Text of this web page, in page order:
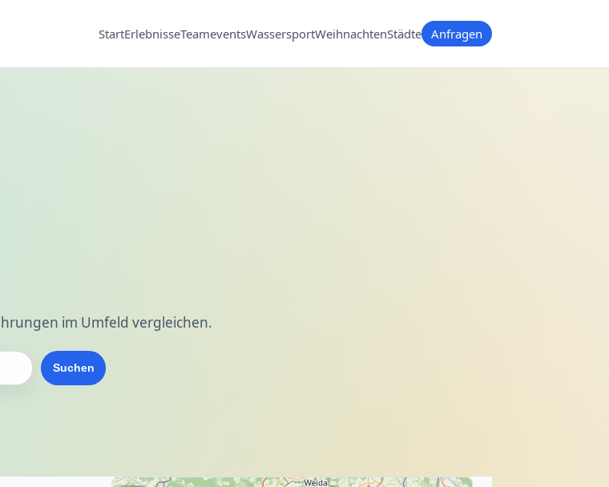
StartErlebnisseTeameventsWassersportWeihnachtenStädte Anfragen
im Umfeld vergleichen.
Suchen